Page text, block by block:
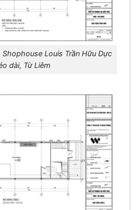
Louis Trần Hữu Dực
dài, Từ Liêm